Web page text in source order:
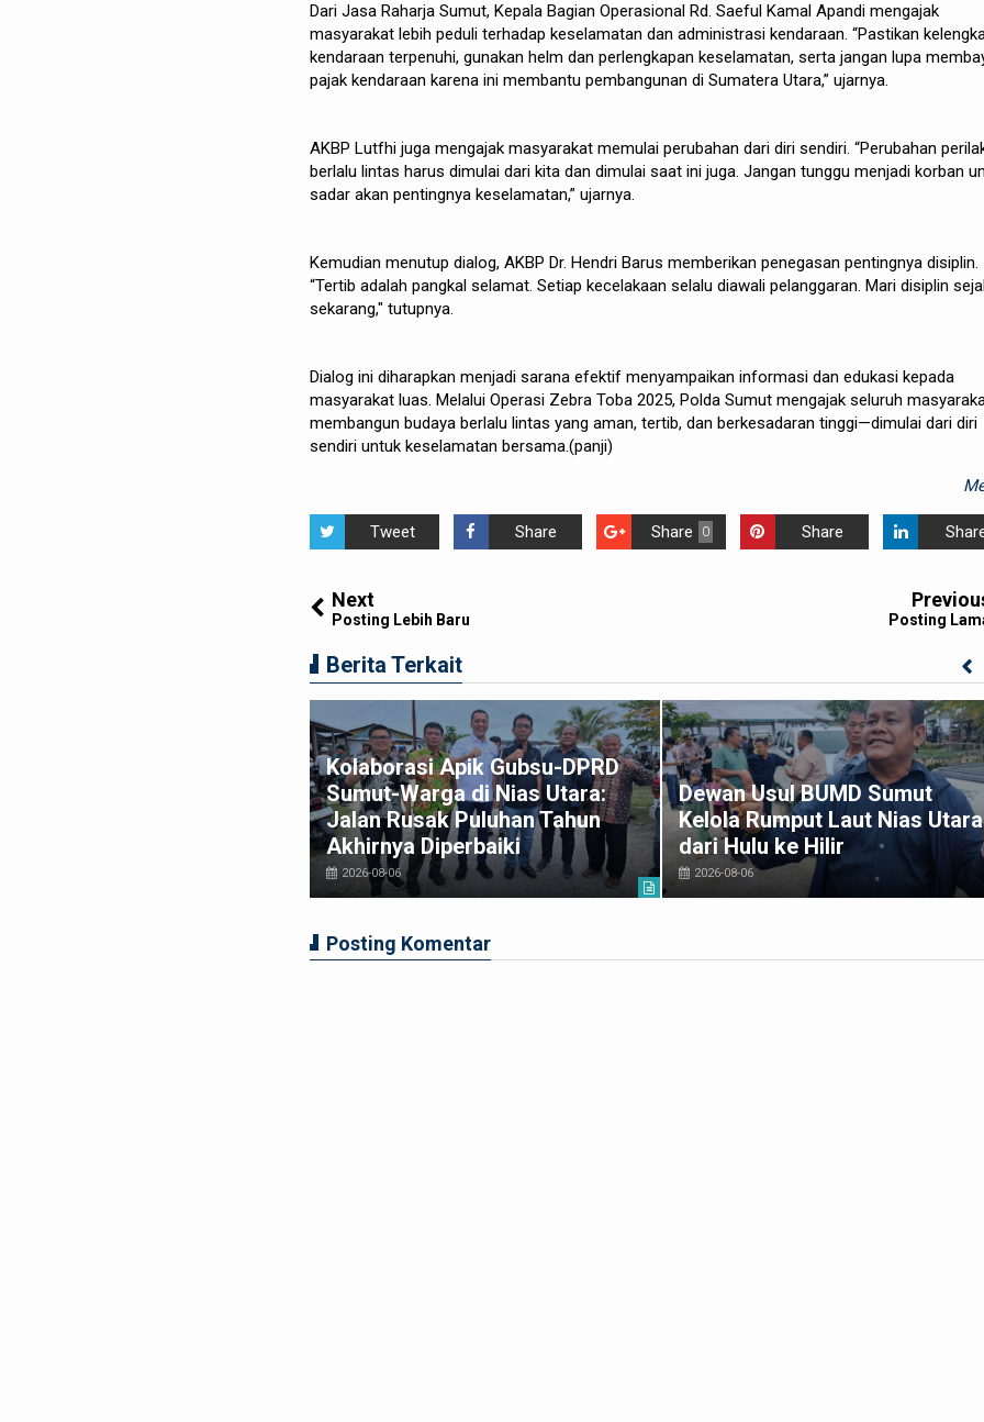
Dari Jasa Raharja Sumut, Kepala Bagian Operasional Rd. Saeful Kamal Apandi mengajak
masyarakat lebih peduli terhadap keselamatan dan administrasi kendaraan. “Pastikan
kendaraan terpenuhi, gunakan helm dan perlengkapan keselamatan, serta jangan lupa
pajak kendaraan karena ini membantu pembangunan di Sumatera Utara,” ujarnya.
AKBP Lutfhi juga mengajak masyarakat memulai perubahan dari diri sendiri. “Perubahan
berlalu lintas harus dimulai dari kita dan dimulai saat ini juga. Jangan tunggu menjadi korban
sadar akan pentingnya keselamatan,” ujarnya.
Kemudian menutup dialog, AKBP Dr. Hendri Barus memberikan penegasan pentingnya disiplin.
“Tertib adalah pangkal selamat. Setiap kecelakaan selalu diawali pelanggaran. Mari disiplin
sekarang," tutupnya.
Dialog ini diharapkan menjadi sarana efektif menyampaikan informasi dan edukasi kepada
masyarakat luas. Melalui Operasi Zebra Toba 2025, Polda Sumut mengajak seluruh
membangun budaya berlalu lintas yang aman, tertib, dan berkesadaran tinggi—dimulai dari diri
sendiri untuk keselamatan bersama.(panji)
Tweet Share 0
Share Share
Next
Posting Lebih Baru Posting
Berita Terkait
Kolaborasi Apik Gubsu-DPRD
Sumut-Warga di Nias Utara:
Jalan Rusak Puluhan Tahun
Akhirnya Diperbaiki
2026-08-06
Dewan Usul BUMD Sumut
Kelola Rumput Laut Nias Utara
dari Hulu ke Hilir
2026-08-06
Posting Komentar